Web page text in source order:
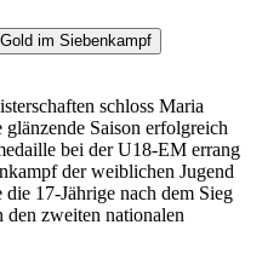
schloss Maria
Saison erfolgreich
bei der U18-EM errang
der weiblichen Jugend
17-Jährige nach dem Sieg
zweiten nationalen